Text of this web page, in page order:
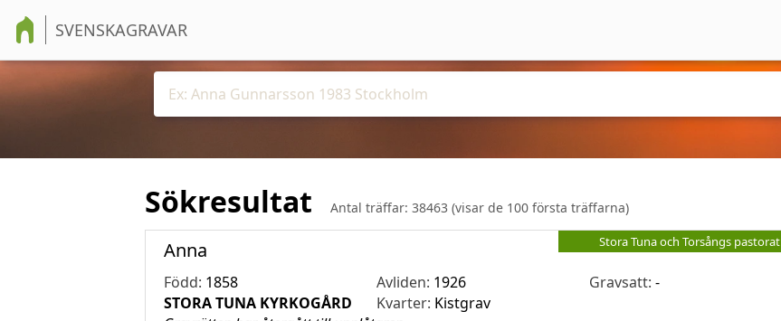
SVENSKAGRAVAR
Sökresultat Antal träffar: 38463 (visar de 100 första träffarna)
Stora Tuna och Torsångs pastorat
Anna
Född: 1858 Avliden: 1926 Gravsatt:-
STORA TUNA KYRKOGÅRD
Kvarter: Kistgrav